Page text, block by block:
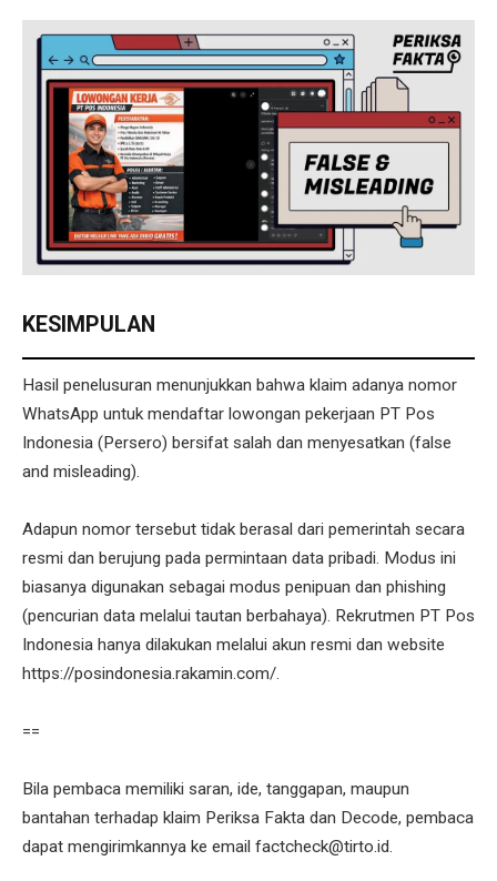
KESIMPULAN
Hasil penelusuran menunjukkan bahwa klaim adanya nomor
WhatsApp untuk mendaftar lowongan pekerjaan PT Pos
Indonesia (Persero) bersifat salah dan menyesatkan (false
and misleading).
Adapun nomor tersebut tidak berasal dari pemerintah secara
resmi dan berujung pada permintaan data pribadi. Modus ini
biasanya digunakan sebagai modus penipuan dan phishing
(pencurian data melalui tautan berbahaya). Rekrutmen PT Pos
Indonesia hanya dilakukan melalui akun resmi dan website
https://posindonesia.rakamin.com/.
==
Bila pembaca memiliki saran, ide, tanggapan, maupun
bantahan terhadap klaim Periksa Fakta dan Decode, pembaca
dapat mengirimkannya ke email factcheck@tirto.id.